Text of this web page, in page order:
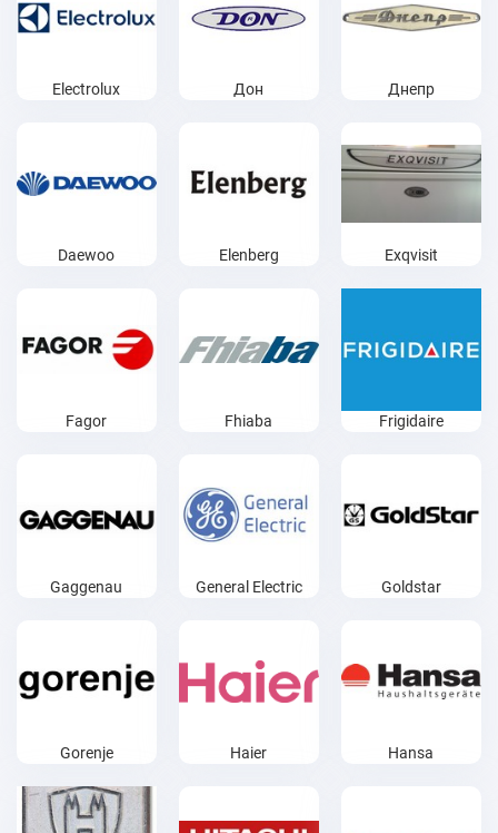
Electrolux Дон Днепр
Daewoo Elenberg Exqvisit
Fagor Fhiaba Frigidaire
Gaggenau General Electric Goldstar
Gorenje Haier Hansa